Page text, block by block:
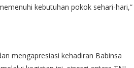
kebutuhan pokok sehari-hari,”
mengapresiasi kehadiran Babinsa